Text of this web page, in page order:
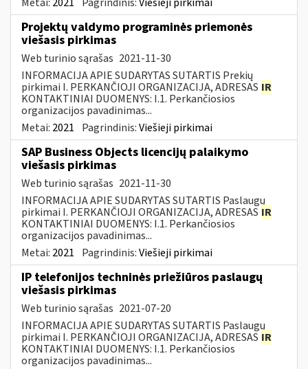
Projektų valdymo programinės priemonės
viešasis pirkimas
Web turinio sąrašas 2021-11-30
INFORMACIJA APIE SUDARYTAS SUTARTIS Prekių
pirkimai I. PERKANČIOJI ORGANIZACIJA, ADRESAS IR
KONTAKTINIAI DUOMENYS: I.1. Perkančiosios
organizacijos pavadinimas...
Metai: 2021 Pagrindinis:Viešieji pirkimai
SAP Business Objects licencijų palaikymo
viešasis pirkimas
Web turinio sąrašas 2021-11-30
INFORMACIJA APIE SUDARYTAS SUTARTIS Paslaugų
pirkimai I. PERKANČIOJI ORGANIZACIJA, ADRESAS IR
KONTAKTINIAI DUOMENYS: I.1. Perkančiosios
organizacijos pavadinimas...
Metai: 2021 Pagrindinis:Viešieji pirkimai
IP telefonijos techninės priežiūros paslaugų
viešasis pirkimas
Web turinio sąrašas 2021-07-20
INFORMACIJA APIE SUDARYTAS SUTARTIS Paslaugų
pirkimai I. PERKANČIOJI ORGANIZACIJA, ADRESAS IR
KONTAKTINIAI DUOMENYS: I.1. Perkančiosios
organizacijos pavadinimas...